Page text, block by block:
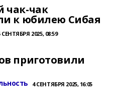
чак-чак
к юбилею Сибая
СЕНТЯБРЯ 2025, 08:59
приготовили
4 СЕНТЯБРЯ 2025, 16:05